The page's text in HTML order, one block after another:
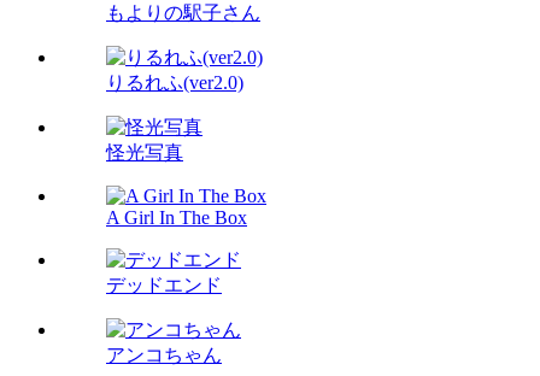
もよりの駅子さん
りるれふ(ver2.0)
怪光写真
A Girl In The Box
デッドエンド
アンコちゃん